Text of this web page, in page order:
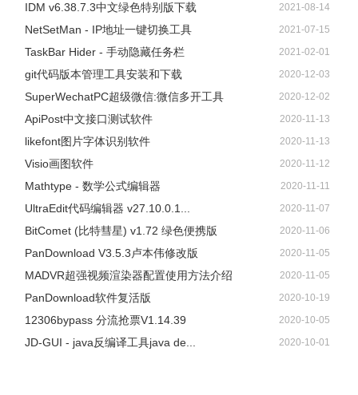
IDM v6.38.7.3中文绿色特别版下载 2021-08-14
NetSetMan - IP地址一键切换工具 2021-07-15
TaskBar Hider - 手动隐藏任务栏 2021-02-01
git代码版本管理工具安装和下载 2020-12-03
SuperWechatPC超级微信:微信多开工具 2020-12-02
ApiPost中文接口测试软件 2020-11-13
likefont图片字体识别软件 2020-11-13
Visio画图软件 2020-11-12
Mathtype - 数学公式编辑器 2020-11-11
UltraEdit代码编辑器 v27.10.0.1... 2020-11-07
BitComet (比特彗星) v1.72 绿色便携版 2020-11-06
PanDownload V3.5.3卢本伟修改版 2020-11-05
MADVR超强视频渲染器配置使用方法介绍 2020-11-05
PanDownload软件复活版 2020-10-19
12306bypass 分流抢票V1.14.39 2020-10-05
JD-GUI - java反编译工具java de... 2020-10-01